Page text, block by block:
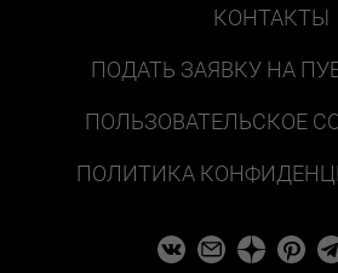
КОНТАКТЫ
ПОДАТЬ ЗАЯВКУ НА
ПОЛЬЗОВАТЕЛЬСКОЕ
ПОЛИТИКА